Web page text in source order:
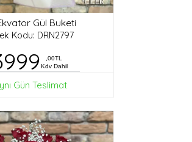
Gül Buketi
Kodu: DRN2797
,00TL
Kdv Dahil
Gün Teslimat